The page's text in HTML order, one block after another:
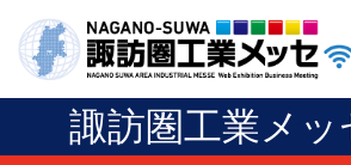
諏訪圏工業メッ